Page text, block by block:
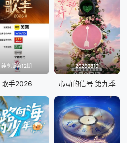
纯享版第12期
歌手2026
20260810
心动的信号 第九季